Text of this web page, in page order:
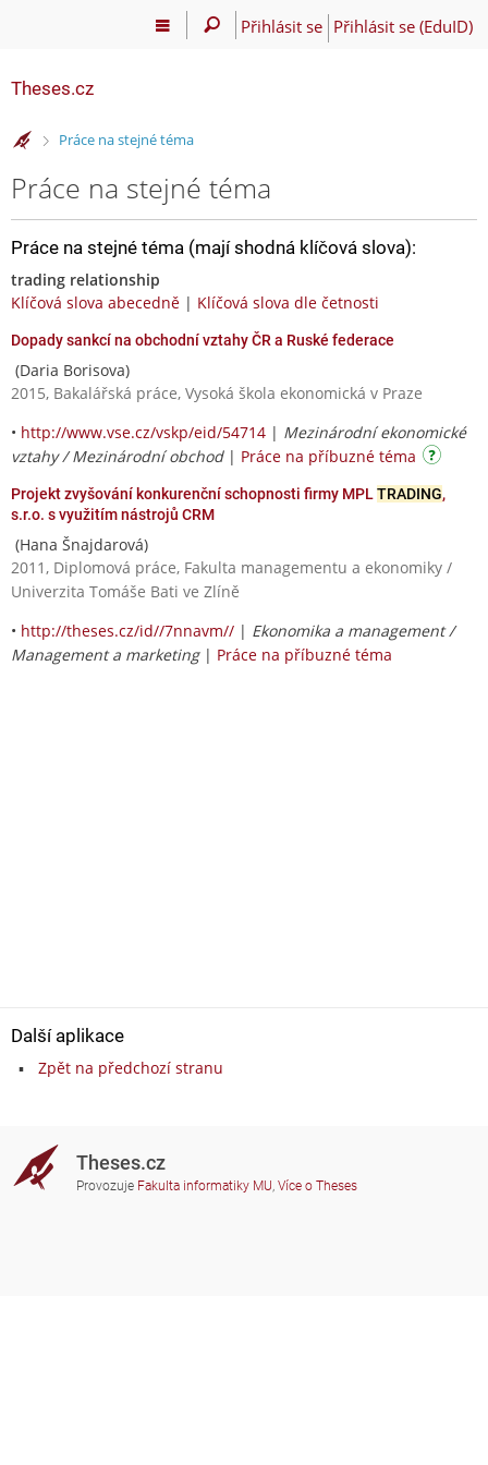
Přihlásit se Přihlásit se (EduID)
Theses.cz
>Práce na stejné téma
Práce na stejné téma
Práce na stejné téma (mají shodná klíčová slova):
trading relationship
Klíčová slova abecedně | Klíčová slova dle četnosti
Dopady sankcí na obchodní vztahy ČR a Ruské federace
(Daria Borisova)
2015, Bakalářská práce, Vysoká škola ekonomická v Praze
• http://www.vse.cz/vskp/eid/54714 | Mezinárodní ekonomické
vztahy / Mezinárodní obchod| Práce na příbuzné téma
Projekt zvyšování konkurenční schopnosti firmy MPLTRADING,
s.r.o. s využitím nástrojů CRM
(Hana Šnajdarová)
2011, Diplomová práce, Fakulta managementu a ekonomiky /
Univerzita Tomáše Bati ve Zlíně
• http://theses.cz/id//7nnavm// | Ekonomika a management /
Management a marketing| Práce na příbuzné téma
Další aplikace
Zpět na předchozí stranu
Theses.cz
Provozuje Fakulta informatiky MU, Více o Theses